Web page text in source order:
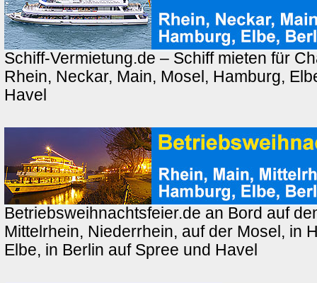
Schiff-Vermietung.de – Schiff mieten für
Rhein, Neckar, Main, Mosel, Hamburg,
Havel
Betriebsweihnachtsfeier.de an Bord auf
Mittelrhein, Niederrhein, auf der Mosel, in
Elbe, in Berlin auf Spree und Havel